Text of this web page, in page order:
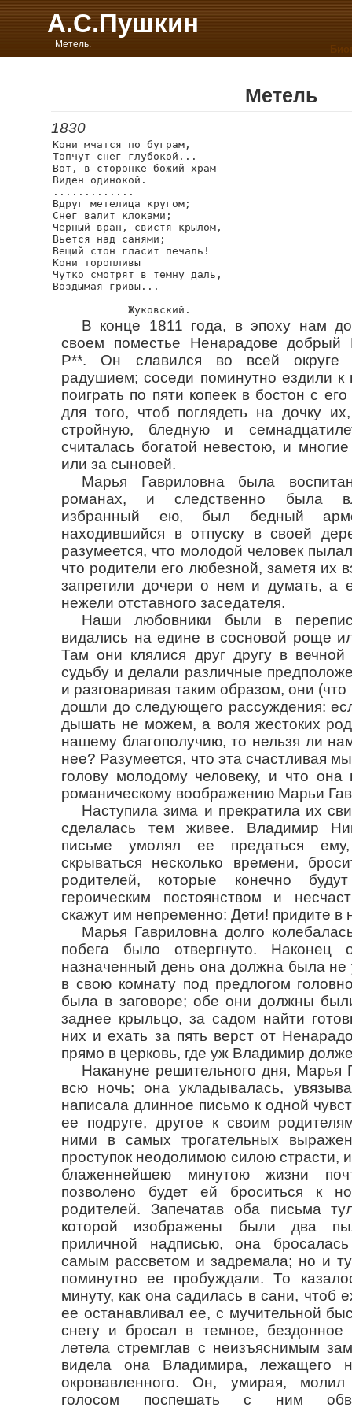
А.С.Пушкин
Метель.
Метель
1830
Кони мчатся по буграм,
Топчут снег глубокой...
Вот, в сторонке божий храм
Виден одинокой.
.............
Вдруг метелица кругом;
Снег валит клоками;
Черный вран, свистя крылом,
Вьется над санями;
Вещий стон гласит печаль!
Кони торопливы
Чутко смотрят в темну даль,
Воздымая гривы...
В конце 1811 года, в эпоху нам
своем поместье Ненарадове добрый
Р**. Он славился во всей округе
радушием; соседи поминутно ездили к
поиграть по пяти копеек в бостон с
для того, чтоб поглядеть на дочку
стройную, бледную и
считалась богатой невестою, и
или за сыновей.
Марья Гавриловна была
романах, и следственно была
избранный ею, был бедный
находившийся в отпуску в своей
разумеется, что молодой человек
что родители его любезной, заметя их
запретили дочери о нем и думать, а
нежели отставного заседателя.
Наши любовники были в
видались на едине в сосновой роще
Там они клялися друг другу в
судьбу и делали различные
и разговаривая таким образом, они
дошли до следующего рассуждения:
дышать не можем, а воля жестоких
нашему благополучию, то нельзя ли
нее? Разумеется, что эта счастливая
голову молодому человеку, и что она
романическому воображению Марьи
Наступила зима и прекратила их
сделалась тем живее. Владимир
письме умолял ее предаться
скрываться несколько времени,
родителей, которые конечно
героическим постоянством и
скажут им непременно: Дети! придите в
Марья Гавриловна долго
побега было отвергнуто. Наконец
назначенный день она должна была не
в свою комнату под предлогом
была в заговоре; обе они должны
заднее крыльцо, за садом найти
них и ехать за пять верст от
прямо в церковь, где уж Владимир
Накануне решительного дня, Марья
всю ночь; она укладывалась,
написала длинное письмо к одной
ее подруге, другое к своим
ними в самых трогательных
проступок неодолимою силою страсти,
блаженнейшею минутою жизни
позволено будет ей броситься к
родителей. Запечатав оба письма
которой изображены были два
приличной надписью, она
самым рассветом и задремала; но и
поминутно ее пробуждали. То
минуту, как она садилась в сани, чтоб
ее останавливал ее, с мучительной
снегу и бросал в темное, бездонное
летела стремглав с неизъяснимым
видела она Владимира, лежащего
окровавленного. Он, умирая,
голосом поспешать с ним